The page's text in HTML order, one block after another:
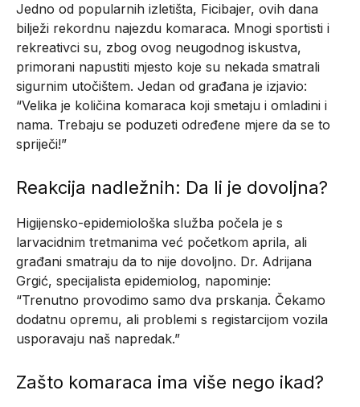
Jedno od popularnih izletišta, Ficibajer, ovih dana
bilježi rekordnu najezdu komaraca. Mnogi sportisti i
rekreativci su, zbog ovog neugodnog iskustva,
primorani napustiti mjesto koje su nekada smatrali
sigurnim utočištem. Jedan od građana je izjavio:
“Velika je količina komaraca koji smetaju i omladini i
nama. Trebaju se poduzeti određene mjere da se to
spriječi!”
Reakcija nadležnih: Da li je dovoljna?
Higijensko-epidemiološka služba počela je s
larvacidnim tretmanima već početkom aprila, ali
građani smatraju da to nije dovoljno. Dr. Adrijana
Grgić, specijalista epidemiolog, napominje:
“Trenutno provodimo samo dva prskanja. Čekamo
dodatnu opremu, ali problemi s registarcijom vozila
usporavaju naš napredak.”
Zašto komaraca ima više nego ikad?